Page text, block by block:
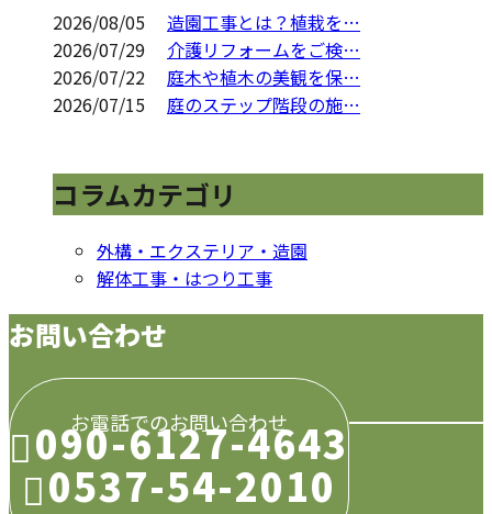
2026/08/05
造園工事とは？植栽を…
2026/07/29
介護リフォームをご検…
2026/07/22
庭木や植木の美観を保…
2026/07/15
庭のステップ階段の施…
コラムカテゴリ
外構・エクステリア・造園
解体工事・はつり工事
お問い合わせ
お電話でのお問い合わせ
090-6127-4643
0537-54-2010